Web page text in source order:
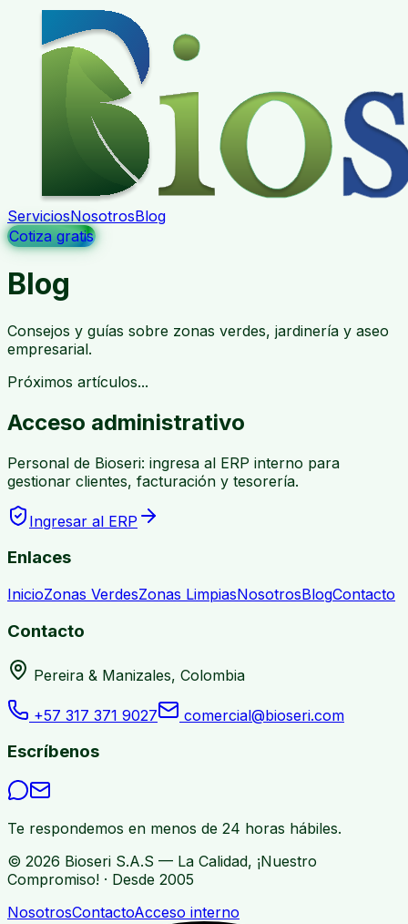
ServiciosNosotrosBlog
Cotiza gratis
Blog
Consejos y guías sobre zonas verdes, jardinería y aseo
empresarial.
Próximos artículos...
Acceso administrativo
Personal de Bioseri: ingresa al ERP interno para
gestionar clientes, facturación y tesorería.
Ingresar al ERP
Enlaces
InicioZonas VerdesZonas LimpiasNosotrosBlogContacto
Contacto
Pereira & Manizales, Colombia
+57 317 371 9027 comercial@bioseri.com
Escríbenos
Te respondemos en menos de 24 horas hábiles.
© 2026 Bioseri S.A.S — La Calidad, ¡Nuestro
Compromiso! · Desde 2005
NosotrosContactoAcceso interno